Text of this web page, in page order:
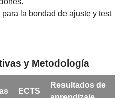
para la bondad de ajuste y test
y Metodología
ECTS
Resultados de